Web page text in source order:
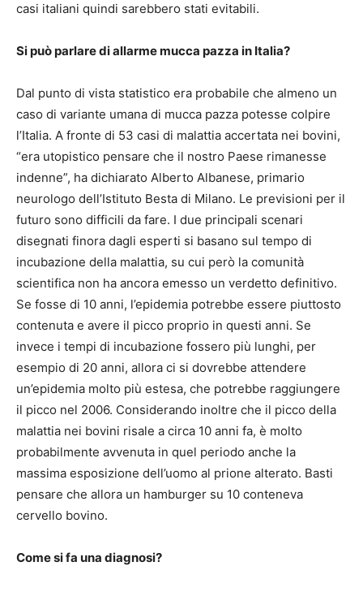
casi italiani quindi sarebbero stati evitabili.
Si può parlare di allarme mucca pazza in Italia?
Dal punto di vista statistico era probabile che almeno un
caso di variante umana di mucca pazza potesse colpire
l’Italia. A fronte di 53 casi di malattia accertata nei bovini,
“era utopistico pensare che il nostro Paese rimanesse
indenne”, ha dichiarato Alberto Albanese, primario
neurologo dell’Istituto Besta di Milano. Le previsioni per il
futuro sono difficili da fare. I due principali scenari
disegnati finora dagli esperti si basano sul tempo di
incubazione della malattia, su cui però la comunità
scientifica non ha ancora emesso un verdetto definitivo.
Se fosse di 10 anni, l’epidemia potrebbe essere piuttosto
contenuta e avere il picco proprio in questi anni. Se
invece i tempi di incubazione fossero più lunghi, per
esempio di 20 anni, allora ci si dovrebbe attendere
un’epidemia molto più estesa, che potrebbe raggiungere
il picco nel 2006. Considerando inoltre che il picco della
malattia nei bovini risale a circa 10 anni fa, è molto
probabilmente avvenuta in quel periodo anche la
massima esposizione dell’uomo al prione alterato. Basti
pensare che allora un hamburger su 10 conteneva
cervello bovino.
Come si fa una diagnosi?